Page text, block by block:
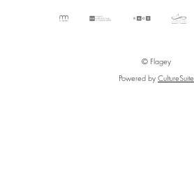
© Flagey
Powered by CultureSuite